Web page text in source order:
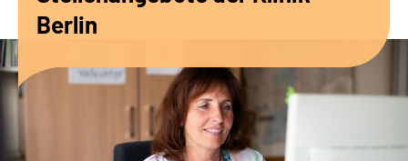
Karriere
Berlin